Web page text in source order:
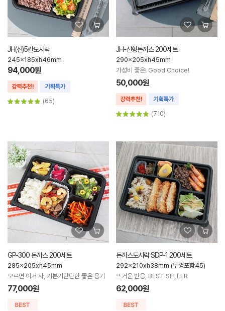
JH(신)5칸도시락
245x185xh46mm
94,000원
(65)
JH-신형돈까스 200세트
290x205xh45mm
가성비 좋은! Good Choice!
50,000원
(710)
GP-300 돈까스 200세트
285x205xh45mm
모르면 이거 사, 기본기탄탄한 좋은 용기
77,000원
돈까스도시락 SDP-1 200세트
292x210xh38mm (뚜껑포함45)
뜨거운 반응, BEST SELLER
62,000원